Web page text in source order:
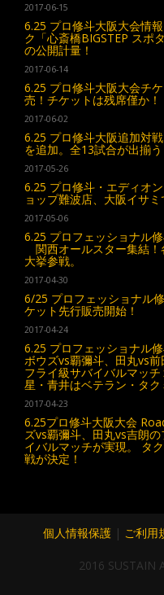
2017-06-15
6.25 プロ修斗大阪大会情
ク「心斎橋BIGSTEP スポ
の公開計量！
2017-06-14
6.25 プロ修斗大阪大会チ
売！チケットは残席僅か！
2017-06-02
6.25 プロ修斗大阪追加対
を追加。全13試合が出揃う
2017-05-26
6.25 プロ修斗・エディオ
ョップ難波店、大阪イサ
2017-05-06
6.25 プロフェッショナル
関西オールスター集結！
大挙参戦。
2017-04-30
6/25 プロフェッショナル
ケット先行販売開始！
2017-04-24
6.25 プロフェッショナル
ボウズvs覇彌斗、田丸vs
フライ級サバイバルマッ
星・青井はベテラン・タク
2017-04-23
6.25プロ修斗大阪大会
ズvs覇彌斗、田丸vs吉朗
イバルマッチが実現。 タ
戦が決定！
個人情報保護 | ご利用
2016 SUSTAIN